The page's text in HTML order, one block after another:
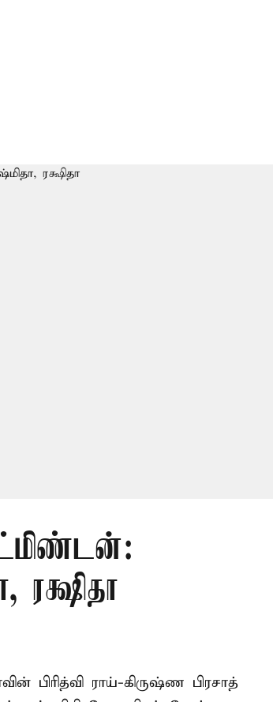
ரக்ஷிதா
பிரித்வி ராய்-கிருஷ்ண பிரசாத்